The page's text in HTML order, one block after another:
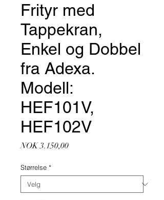
Frityr med
Tappekran,
Enkel og Dobbel
fra Adexa.
Modell:
HEF101V,
HEF102V
NOK 3.150,00Pris
Størrelse *